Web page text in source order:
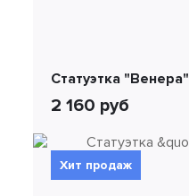
Статуэтка "Венера"
2 160 руб
Хит продаж